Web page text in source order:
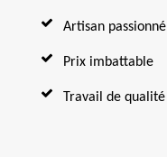
Artisan passionné
Prix imbattable
Travail de qualité